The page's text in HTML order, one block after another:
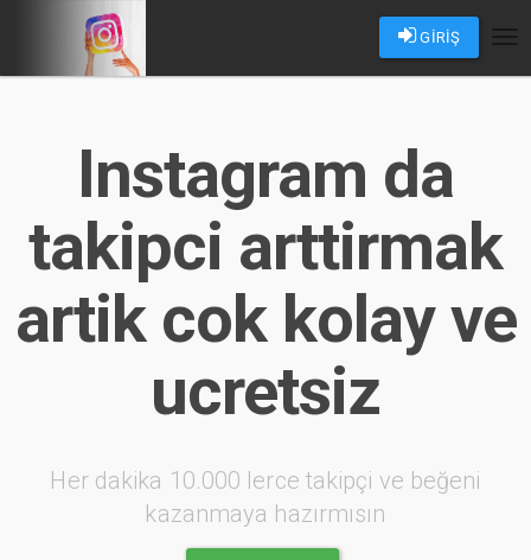
GİRİŞ
Instagram da
takipci arttirmak
artik cok kolay ve
ucretsiz
Her dakika 10.000 lerce takipçi ve beğeni
kazanmaya hazırmısın